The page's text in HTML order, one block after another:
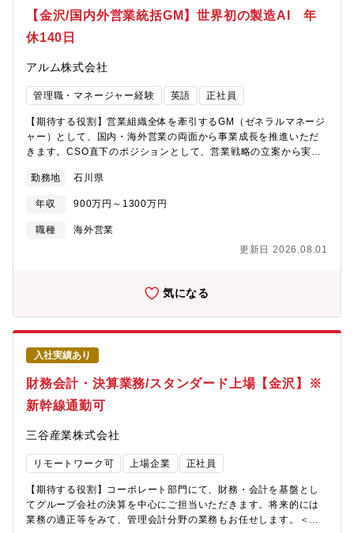
キャリアパス：給与計算のスペシャリスト、人事領域のゼネラリ
スト双方目指せる環境です。■就業環境：土日祝休み、残業は30時
間程度で繁忙期でも45時間を超えることはございません。また、
在宅勤務に関しては基本出社ベースですが、ご状況に応じて相談
可能な環境です。
【金沢/国内外営業統括GM】世界初の製造AI 年
休140日
アルム株式会社
管理職・マネージャー経験 英語 正社員
【期待する役割】営業組織全体を牽引するGM（ゼネラルマネージ
ャー）として、国内・海外営業の両面から事業成長を推進いただ
きます。CSO直下のポジションとして、営業戦略の立案から実
ネージャーとして自ら顧客折衝にも関与いただくことを期待して
います。また、営業メンバー7名のマネジメントを通じて、組織力
強化・売上拡大・グローバル展開推進に貢献いただきます。経営
層に近い立場で意思決定に関わりながら、事業成長をダイレクト
の立案および実行■営業組織（7名）のマネジメント・育成・KPI
る販路拡大・パートナー開拓■重要顧客への提案活動および商談対
応■CSOへのレポーティングおよび経営層との連携■売上計画・予
算管理・営業オペレーション改善■営業組織全体の生産性向上施策
の推進【魅力】■世界初の製造AI「ARUMCODE」を開発し、属人
化・人手不足という製造業の根本課題に挑戦している企業です■ス
ギノマシンと共同で開発した完全自動切削加工機「TTMC」を
2024年より量産開始し、AI×装置の融合領域へ事業拡大中今後は
アメリカ・インドを含む海外市場への本格進出を視野に入れてい
ます。■中期的にIPO（上場）を視野に入れた経営体制構築中。
ト可、高速通勤可能【 プロダクト概要】■ARUMCODEとは多品
種少量生産の精密加工現場において、加工工程の自動プログラミ
ングを可能にした製造業向けAIソリューション。図面1枚あたり1
ードまで自動生成。2022年「CEATEC AWARD デジタル大臣
賞」「起業家万博 総務大臣賞」などを受賞。■ TTMCとは
ARUMCODEを頭脳に搭載し、CADデータ読み込みだけで切削加
勤務地 石川県
年収 900万円～1300万円
職種
海外営業
更新日 2026.08.01
気になる
入社実績あり
財務会計・決算業務/スタンダード上場【金沢】※
新幹線通勤可
三谷産業株式会社
リモートワーク可 上場企業 正社員
【期待する役割】コーポレート部門にて、財務・会計を基盤とし
てグループ会社の決算を中心にご担当いただきます。将来的には
業務の適正等をみて、管理会計分野の業務もお任せします。＜具